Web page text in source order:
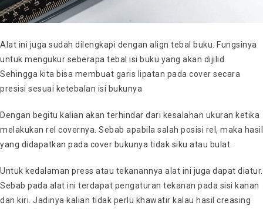
Alat ini juga sudah dilengkapi dengan align tebal buku. Fungsinya
untuk mengukur seberapa tebal isi buku yang akan dijilid.
Sehingga kita bisa membuat garis lipatan pada cover secara
presisi sesuai ketebalan isi bukunya
Dengan begitu kalian akan terhindar dari kesalahan ukuran ketika
melakukan rel covernya. Sebab apabila salah posisi rel, maka hasil
yang didapatkan pada cover bukunya tidak siku atau bulat.
Untuk kedalaman press atau tekanannya alat ini juga dapat diatur.
Sebab pada alat ini terdapat pengaturan tekanan pada sisi kanan
dan kiri. Jadinya kalian tidak perlu khawatir kalau hasil creasing